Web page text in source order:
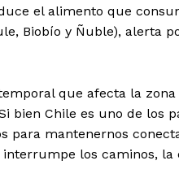
el alimento que
Biobío y Ñuble), alerta
que afecta la
bien Chile es uno de los
para mantenernos
los caminos, la